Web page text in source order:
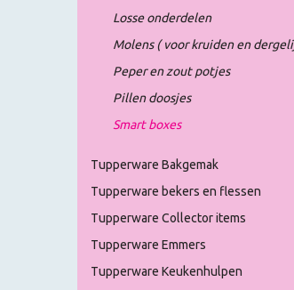
Losse onderdelen
Molens ( voor kruiden en
Peper en zout potjes
Pillen doosjes
Smart boxes
Tupperware Bakgemak
Tupperware bekers en flessen
Tupperware Collector items
Tupperware Emmers
Tupperware Keukenhulpen